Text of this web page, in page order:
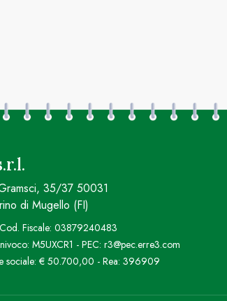
35/37 50031
di Mugello (FI)
Fiscale: 03879240483
M5UXCR1 - PEC: r3@pec.erre3.com
sociale: € 50.700,00 - Rea: 396909